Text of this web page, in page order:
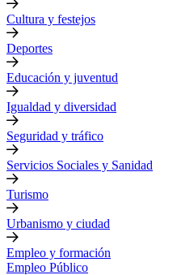
Cultura y festejos
Deportes
Educación y juventud
Igualdad y diversidad
Seguridad y tráfico
Servicios Sociales y Sanidad
Turismo
Urbanismo y ciudad
Empleo y formación
Empleo Público